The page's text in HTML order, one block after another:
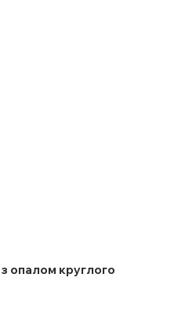
опалом круглого